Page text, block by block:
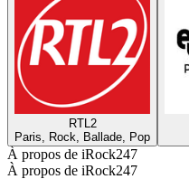
RTL2
Paris, Rock, Ballade, Pop
À propos de iRock247
À propos de iRock247